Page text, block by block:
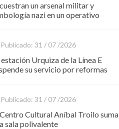
un arsenal militar y
nazi en un operativo
Publicado: 31 / 07 /2026
estación Urquiza de la Línea E
su servicio por reformas
Publicado: 31 / 07 /2026
Cultural Aníbal Troilo suma
sala polivalente